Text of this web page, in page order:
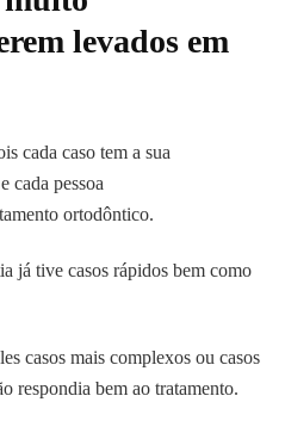
levados em
cada caso tem a sua
cada pessoa
ortodôntico.
já tive casos rápidos bem como
casos mais complexos ou casos
respondia bem ao tratamento.